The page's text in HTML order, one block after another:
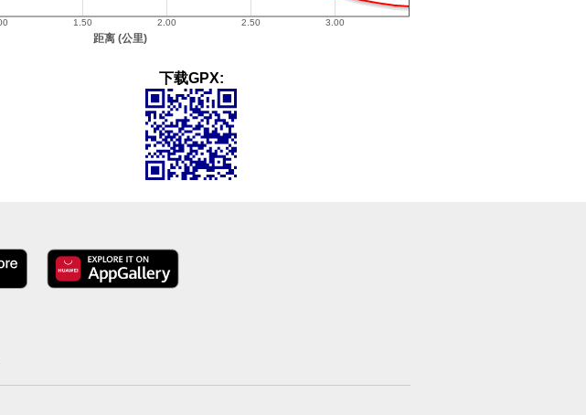
下载GPX: